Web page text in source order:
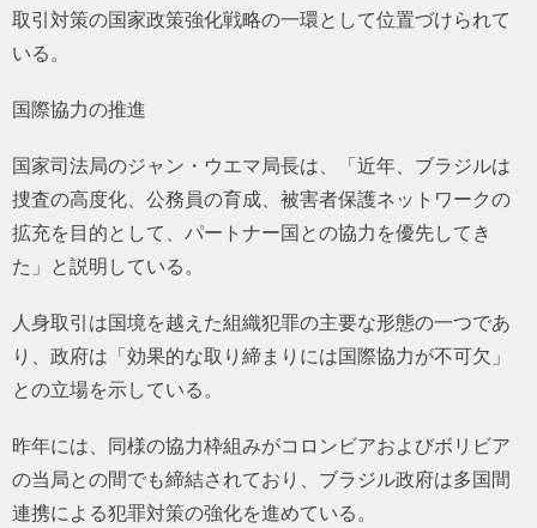
取引対策の国家政策強化戦略の一環として位置づけられて
いる。
国際協力の推進
国家司法局のジャン・ウエマ局長は、「近年、ブラジルは
捜査の高度化、公務員の育成、被害者保護ネットワークの
拡充を目的として、パートナー国との協力を優先してき
た」と説明している。
人身取引は国境を越えた組織犯罪の主要な形態の一つであ
り、政府は「効果的な取り締まりには国際協力が不可欠」
との立場を示している。
昨年には、同様の協力枠組みがコロンビアおよびボリビア
の当局との間でも締結されており、ブラジル政府は多国間
連携による犯罪対策の強化を進めている。